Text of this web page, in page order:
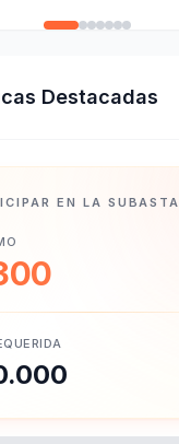
Destacadas
EN LA SUBASTA